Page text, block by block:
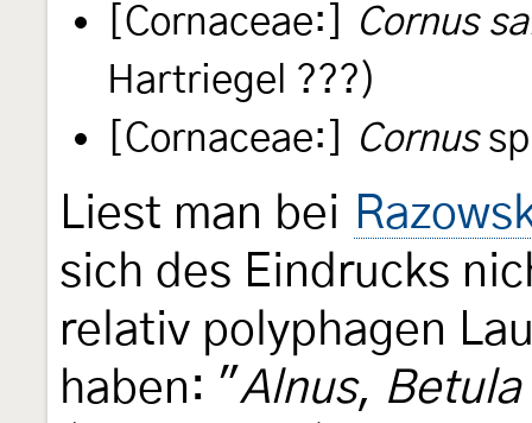
[Cornaceae:]
Cornus
Hartriegel ???)
[Cornaceae:]
Cornus
Liest man bei
sich des Eindrucks
relativ polyphagen
haben: "Alnus, Betula